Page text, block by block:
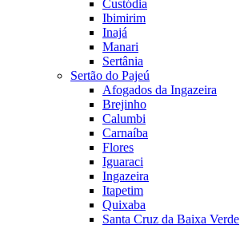
Custódia
Ibimirim
Inajá
Manari
Sertânia
Sertão do Pajeú
Afogados da Ingazeira
Brejinho
Calumbi
Carnaíba
Flores
Iguaraci
Ingazeira
Itapetim
Quixaba
Santa Cruz da Baixa Verde